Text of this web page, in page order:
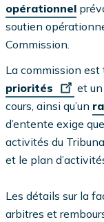
opérationnel
soutien
Commission.
La commission est
priorités
et un
cours, ainsi qu’un
d’entente exige
activités du
et le plan
Les détails sur la
arbitres et